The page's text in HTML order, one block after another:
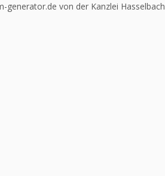
von der Kanzlei Hasselbach